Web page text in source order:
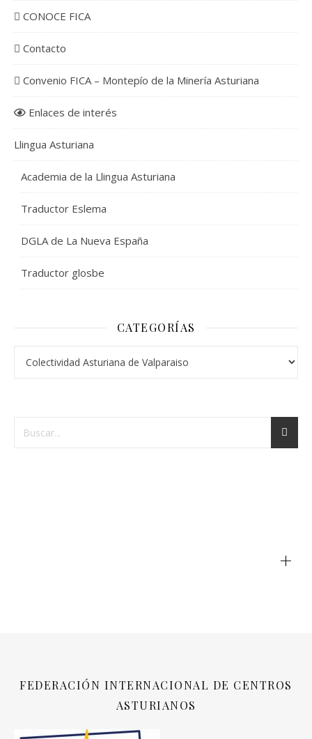
CONOCE FICA
Contacto
Convenio FICA – Montepío de la Minería Asturiana
Enlaces de interés
Llingua Asturiana
Academia de la Llingua Asturiana
Traductor Eslema
DGLA de La Nueva España
Traductor glosbe
CATEGORÍAS
+
FEDERACIÓN INTERNACIONAL DE CENTROS
ASTURIANOS